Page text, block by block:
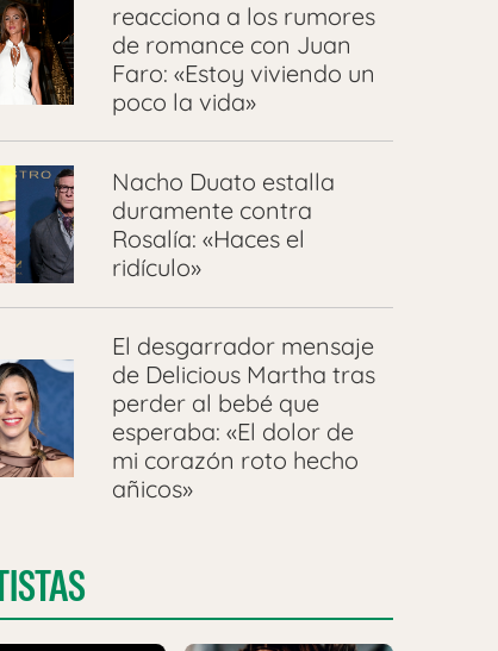
reacciona a los rumores
de romance con Juan
Faro: «Estoy viviendo un
poco la vida»
Nacho Duato estalla
duramente contra
Rosalía: «Haces el
ridículo»
El desgarrador mensaje
de Delicious Martha tras
perder al bebé que
esperaba: «El dolor de
mi corazón roto hecho
añicos»